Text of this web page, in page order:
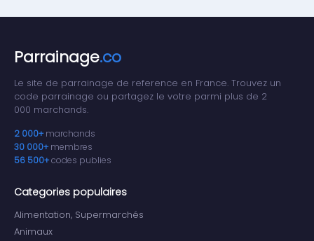
Parrainage.co
Le site de parrainage de reference en France. Trouvez un
code parrainage ou partagez le votre parmi plus de 2
000 marchands.
2 000+ marchands
30 000+ membres
56 500+codes publies
Categories populaires
Alimentation, Supermarchés
Animaux